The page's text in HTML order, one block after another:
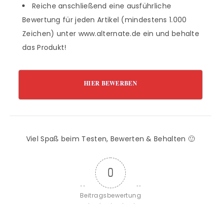
Reiche anschließend eine ausführliche
Bewertung für jeden Artikel (mindestens 1.000
Zeichen) unter www.alternate.de ein und behalte
das Produkt!
HIER BEWERBEN
Viel Spaß beim Testen, Bewerten & Behalten 🙂
0
Beitragsbewertung